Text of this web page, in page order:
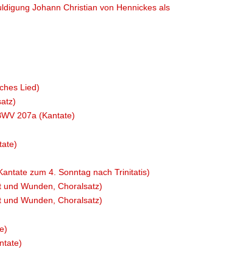
Johann Christian von Hennickes als
Lied)
207a (Kantate)
zum 4. Sonntag nach Trinitatis)
und Wunden, Choralsatz)
und Wunden, Choralsatz)